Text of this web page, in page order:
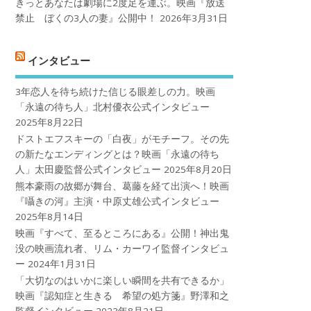
きっとあなたは劇場に2度足を運ぶ。映画『放送
禁止 ぼくの3人の妻』公開中！
2026年3月31日
インタビュー
3年恋人を待ち続けた信じる眼差しの力。映画
「永遠の待ち人」北村優衣公式インタビュー
2025年8月22日
ドストエフスキーの「白夜」がモチーフ。その先
の新たなエンディングとは？映画「永遠の待ち
人」太田慶監督公式インタビュー 2025年8月20日
熊本豪雨の故郷が舞台、葛藤を経て出演へ！映画
『囁きの河』主演・中原丈雄公式インタビュー
2025年8月14日
映画『すべて、至るところにある』公開！神出鬼
没の映画流れ者、リム・カーワイ監督インタビュ
ー 2024年1月31日
「大切なのはいかに楽しい瞬間を共有できるか」
映画『認知症と生きる 希望の処方箋』野澤和之